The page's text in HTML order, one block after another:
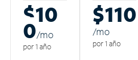
$10
0/mo
por 1 año
$110
/mo
por 1 año